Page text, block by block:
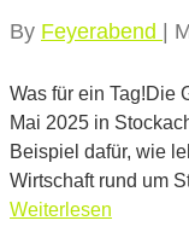
By Feyerabend |
Was für ein Tag!Die
Mai 2025 in
Beispiel dafür, wie
Wirtschaft rund um
Weiterlesen